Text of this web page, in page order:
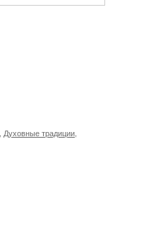
Духовные традиции